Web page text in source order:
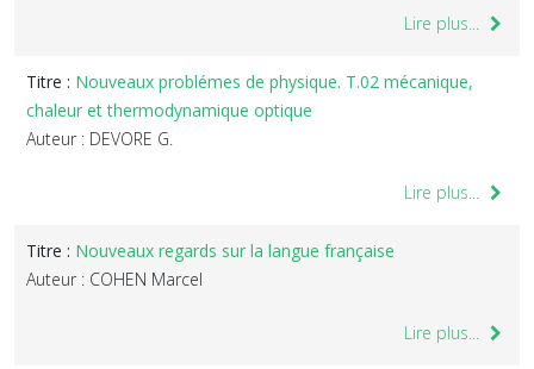
Lire plus...
Titre : Nouveaux problémes de physique. T.02 mécanique,
chaleur et thermodynamique optique
Auteur : DEVORE G.
Lire plus...
Titre : Nouveaux regards sur la langue française
Auteur : COHEN Marcel
Lire plus...